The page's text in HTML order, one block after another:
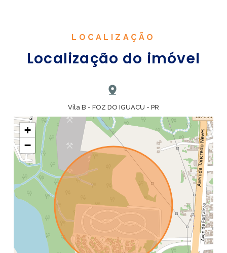
LOCALIZAÇÃO
Localização do imóvel
Vila B - FOZ DO IGUACU - PR
+
−